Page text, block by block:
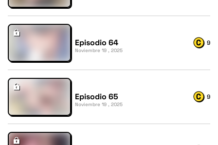
Episodio 64
Noviembre 19 , 2025
9
Episodio 65
Noviembre 19 , 2025
9